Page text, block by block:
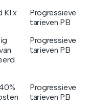
KI x
Progressieve
tarieven PB
Progressieve
tarieven PB
Progressieve
tarieven PB